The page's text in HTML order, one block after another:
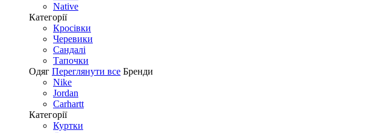
Native
Категорії
Кросівки
Черевики
Сандалі
Tапочки
Одяг Переглянути все Бренди
Nike
Jordan
Carhartt
Категорії
Куртки